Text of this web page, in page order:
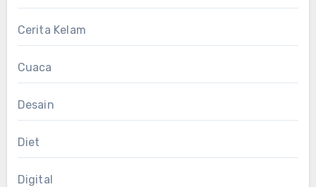
Cerita Kelam
Cuaca
Desain
Diet
Digital